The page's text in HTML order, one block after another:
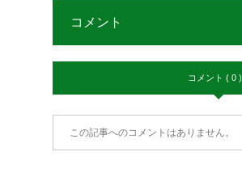
コメント
コメント ( 0 )
この記事へのコメントはありません。